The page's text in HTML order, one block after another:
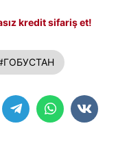
kredit sifariş et!